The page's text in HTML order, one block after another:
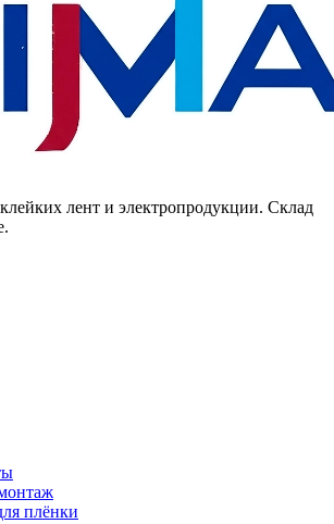
лент и электропродукции. Склад
плёнки